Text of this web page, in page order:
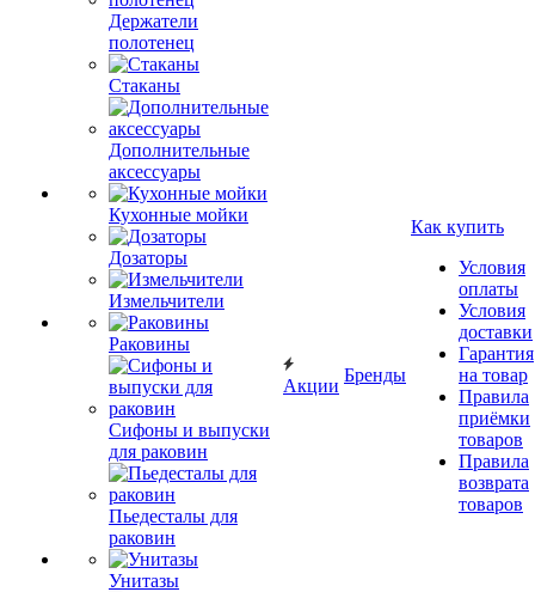
Держатели
полотенец
Стаканы
Дополнительные
аксессуары
Кухонные мойки
Дозаторы
Измельчители
Раковины
Сифоны и выпуски
для раковин
Пьедесталы для
раковин
Унитазы
Акции
Бренды
Как купить
Условия
оплаты
Условия
доставки
Гарантия
на товар
Правила
приёмки
товаров
Правила
возврата
товаров